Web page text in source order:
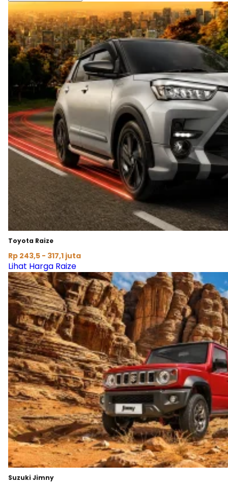
Toyota Raize
Rp 243,5 - 317,1 juta
Lihat Harga Raize
Suzuki Jimny